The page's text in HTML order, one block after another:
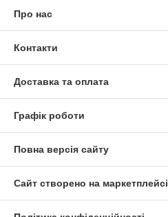
Про нас
Контакти
Доставка та оплата
Графік роботи
Повна версія сайту
Сайт створено на маркетплейсі